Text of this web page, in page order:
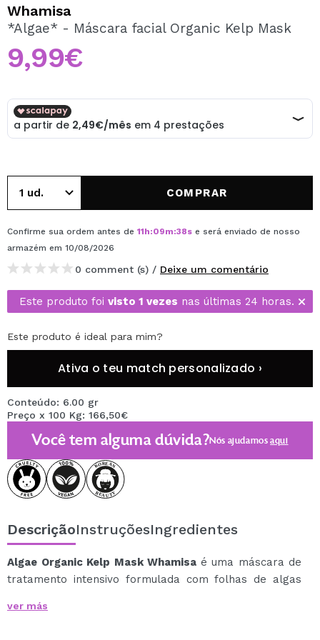
Ao criar uma conta no Maquibeauty.pt pode fazer as suas
compras rapidamente, verificar o estado das suas
encomendas e consultar as suas operações anteriores.
Whamisa
*Algae* - Máscara facial Organic Kelp Mask
9,99€
COMPRAR
Confirme sua ordem antes de 11h:09m:38s e será enviado de nosso
armazém em 10/08/2026
0 comment (s) / Deixe um comentário
Este produto foi visto 1 vezes nas últimas 24 horas.
Este produto é ideal para mim?
Ativa o teu match personalizado ›
Conteúdo: 6.00 gr
Preço x 100 Kg: 166,50€
Você tem alguma dúvida?Nós ajudamosaqui
DescriçãoInstruçõesIngredientes
Algae Organic Kelp Mask Whamisa é uma máscara de
tratamento intensivo formulada com folhas de algas
firmeza, hidratação e vitalidade das peles mais
ver más